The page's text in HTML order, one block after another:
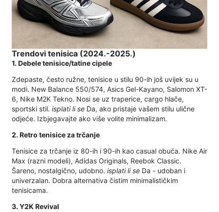
Trendovi tenisica (2024.-2025.)
1. Debele tenisice/tatine cipele
Zdepaste, često ružne, tenisice u stilu 90-ih još uvijek su u
modi. New Balance 550/574, Asics Gel-Kayano, Salomon XT-
6, Nike M2K Tekno. Nosi se uz traperice, cargo hlače,
sportski stil. isplati li se Da, ako pristaje vašem stilu ulične
odjeće. Izbjegavajte ako više volite minimalizam.
2. Retro tenisice za trčanje
Tenisice za trčanje iz 80-ih i 90-ih kao casual obuća. Nike Air
Max (razni modeli), Adidas Originals, Reebok Classic.
Šareno, nostalgično, udobno. isplati li se Da - udoban i
univerzalan. Dobra alternativa čistim minimalističkim
tenisicama.
3. Y2K Revival